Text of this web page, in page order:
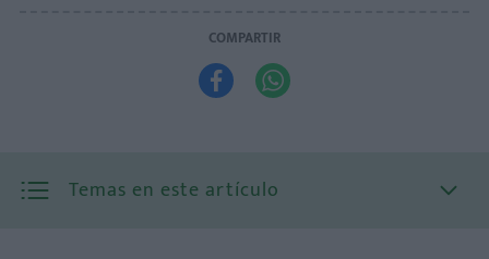
COMPARTIR
 
Temas en este artículo